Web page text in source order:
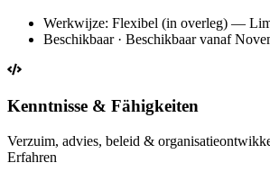
Werkwijze: Flexibel (in overleg) —
Beschikbaar · Beschikbaar vanaf
Kenntnisse & Fähigkeiten
Verzuim, advies, beleid &
Erfahren